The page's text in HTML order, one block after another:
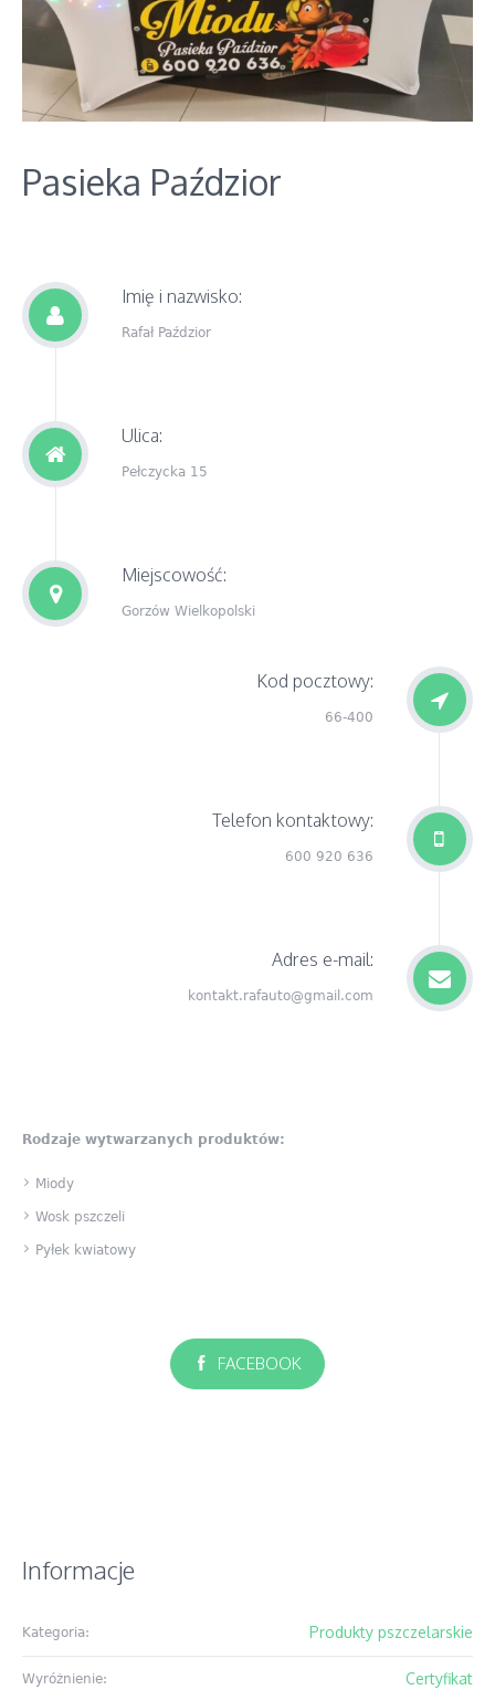
Pasieka Paździor
Imię i nazwisko:
Rafał Paździor
Ulica:
Pełczycka 15
Miejscowość:
Gorzów Wielkopolski
Kod pocztowy:
66-400
Telefon kontaktowy:
600 920 636
Adres e-mail:
kontakt.rafauto@gmail.com
Rodzaje wytwarzanych produktów:
Miody
Wosk pszczeli
Pyłek kwiatowy
FACEBOOK
Informacje
Kategoria: Produkty pszczelarskie
Wyróżnienie: Certyfikat